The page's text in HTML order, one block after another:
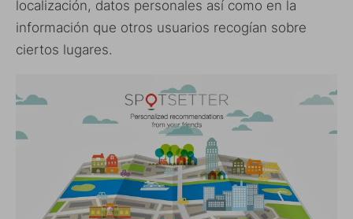
localización, datos personales así como en la
información que otros usuarios recogían sobre
ciertos lugares.